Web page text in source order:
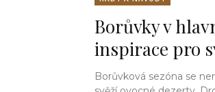
Borůvky v
inspirace pro
Borůvková sezóna se